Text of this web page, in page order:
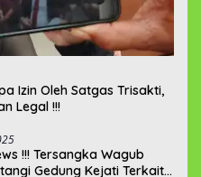
Izin Oleh Satgas Trisakti,
Legal !!!
!!! Tersangka Wagub
Gedung Kejati Terkait